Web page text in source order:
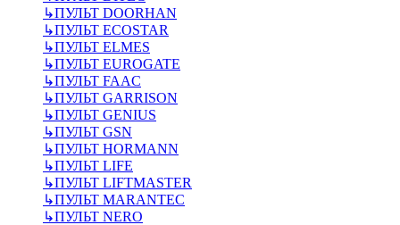
↳ПУЛЬТ DOORHAN
↳ПУЛЬТ ECOSTAR
↳ПУЛЬТ ELMES
↳ПУЛЬТ EUROGATE
↳ПУЛЬТ FAAC
↳ПУЛЬТ GARRISON
↳ПУЛЬТ GENIUS
↳ПУЛЬТ GSN
↳ПУЛЬТ HORMANN
↳ПУЛЬТ LIFE
↳ПУЛЬТ LIFTMASTER
↳ПУЛЬТ MARANTEC
↳ПУЛЬТ NERO